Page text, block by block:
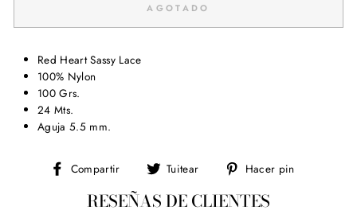
AGOTADO
Red Heart Sassy Lace
100% Nylon
100 Grs.
24 Mts.
Aguja 5.5 mm.
Compartir
Compartir
Facebook
Tuitear
Tuitear
Twitter
Hacer pin
RESEÑAS DE CLIENTES